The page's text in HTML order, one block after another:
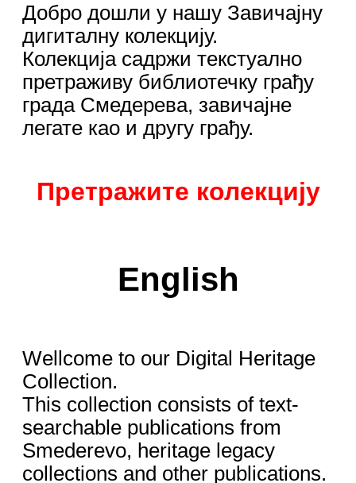
Добро дошли у нашу Завичајну
дигиталну колекцију.
Колекција садржи текстуално
претраживу библиотечку грађу
града Смедерева, завичајне
легате као и другу грађу.
Претражите колекцију
English
Wellcome to our Digital Heritage
Collection.
This collection consists of text-
searchable publications from
Smederevo, heritage legacy
collections and other publications.